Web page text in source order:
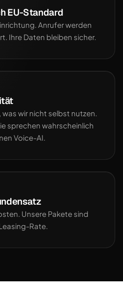
EU-Standard
Anrufer werden
Ihre Daten bleiben sicher.
wir nicht selbst nutzen.
sprechen wahrscheinlich
Voice-AI.
Unsere Pakete sind
Rate.